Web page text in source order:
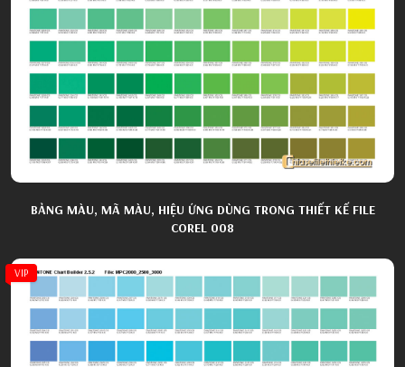
BẢNG MÀU, MÃ MÀU, HIỆU ỨNG DÙNG TRONG THIẾT KẾ FILE
COREL 008
VIP